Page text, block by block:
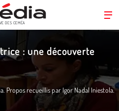
DES CEMÉA
: une découverte
Propos recueillis par Igor Nadal Iniestola.